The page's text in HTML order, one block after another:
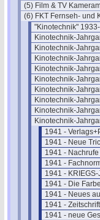
(5) Film & TV
(6) FKT Fernseh- und
"Kinotechnik"
Kinotechnik-
Kinotechnik-
Kinotechnik-
Kinotechnik-
Kinotechnik-
Kinotechnik-
Kinotechnik-
Kinotechnik-
Kinotechnik-
1941 -
1941 - Neue
1941 - Nachrufe
1941 -
1941 -
1941 - Die
1941 - Neues
1941 -
1941 - neue